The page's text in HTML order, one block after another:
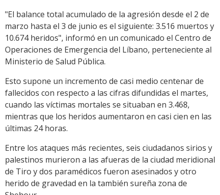
"El balance total acumulado de la agresión desde el 2 de
marzo hasta el 3 de junio es el siguiente: 3.516 muertos y
10.674 heridos", informó en un comunicado el Centro de
Operaciones de Emergencia del Líbano, perteneciente al
Ministerio de Salud Pública.
Esto supone un incremento de casi medio centenar de
fallecidos con respecto a las cifras difundidas el martes,
cuando las víctimas mortales se situaban en 3.468,
mientras que los heridos aumentaron en casi cien en las
últimas 24 horas.
Entre los ataques más recientes, seis ciudadanos sirios y
palestinos murieron a las afueras de la ciudad meridional
de Tiro y dos paramédicos fueron asesinados y otro
herido de gravedad en la también sureña zona de